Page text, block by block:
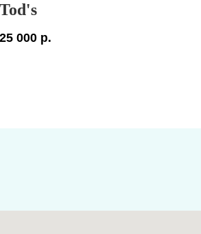
Tod's
25 000 р.